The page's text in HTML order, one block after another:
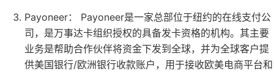
Payoneer： Payoneer是一家总部位于纽约的在线支付公
司，是万事达卡组织授权的具备发卡资格的机构。其主要
业务是帮助合作伙伴将资金下发到全球，并为全球客户提
供美国银行/欧洲银行收款账户，用于接收欧美电商平台和